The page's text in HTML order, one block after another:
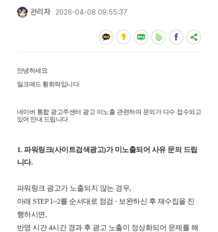
관리자 2026-04-08 09:55:37
안녕하세요.
밀크애드 황희락입니다.
네이버 통합 광고주센터 광고 미노출 관련하여 문의가 다수 접수되고
있어 안내 드립니다.
1. 파워링크(사이트검색광고)가 미노출되어 사유 문의 드립
니다.
파워링크 광고가 노출되지 않는 경우,
아래 STEP 1~2를 순서대로 점검 · 보완하신 후 재수집을 진
행하시면,
반영 시간 4시간 경과 후 광고 노출이 정상화되어 문제를 해